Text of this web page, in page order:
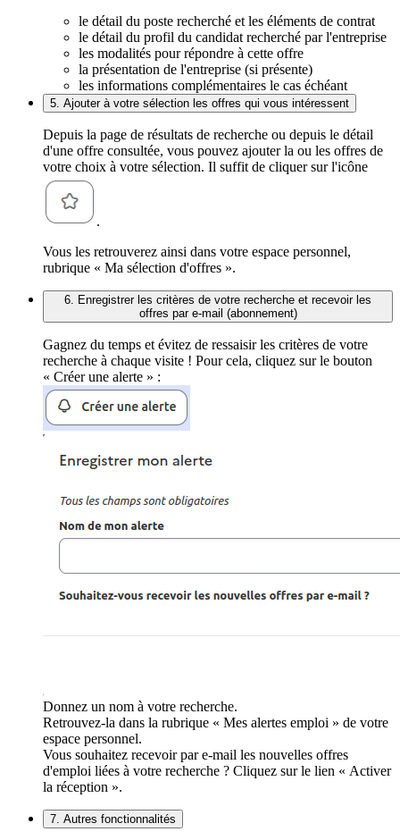
le détail du poste recherché et les éléments de contrat
le détail du profil du candidat recherché par l'entreprise
les modalités pour répondre à cette offre
la présentation de l'entreprise (si présente)
les informations complémentaires le cas échéant
5. Ajouter à votre sélection les offres qui vous intéressent
Depuis la page de résultats de recherche ou depuis le détail
d'une offre consultée, vous pouvez ajouter la ou les offres de
votre choix à votre sélection. Il suffit de cliquer sur l'icône
.
Vous les retrouverez ainsi dans votre espace personnel,
rubrique « Ma sélection d'offres ».
6. Enregistrer les critères de votre recherche et recevoir les
offres par e-mail (abonnement)
Gagnez du temps et évitez de ressaisir les critères de votre
recherche à chaque visite ! Pour cela, cliquez sur le bouton
« Créer une alerte » :
Donnez un nom à votre recherche.
Retrouvez-la dans la rubrique « Mes alertes emploi » de votre
espace personnel.
Vous souhaitez recevoir par e-mail les nouvelles offres
d'emploi liées à votre recherche ? Cliquez sur le lien « Activer
la réception ».
7. Autres fonctionnalités